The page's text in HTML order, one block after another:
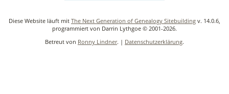
Diese Website läuft mit The Next Generation of Genealogy Sitebuilding v. 14.0.6,
programmiert von Darrin Lythgoe © 2001-2026.
Betreut von Ronny Lindner. | Datenschutzerklärung.